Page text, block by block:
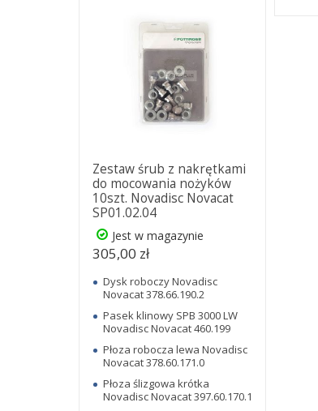
Zestaw śrub z nakrętkami
do mocowania nożyków
10szt. Novadisc Novacat
SP01.02.04
Jest w magazynie
305,00 zł
Dysk roboczy Novadisc
Novacat 378.66.190.2
Pasek klinowy SPB 3000 LW
Novadisc Novacat 460.199
Płoza robocza lewa Novadisc
Novacat 378.60.171.0
Płoza ślizgowa krótka
Novadisc Novacat 397.60.170.1